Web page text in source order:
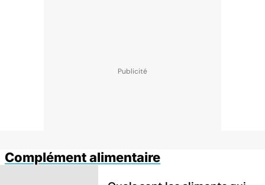
Complément alimentaire